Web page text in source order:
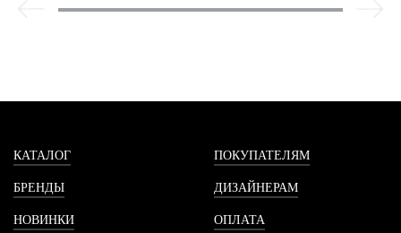
КАТАЛОГ
БРЕНДЫ
НОВИНКИ
ПОКУПАТЕЛЯМ
ДИЗАЙНЕРАМ
ОПЛАТА